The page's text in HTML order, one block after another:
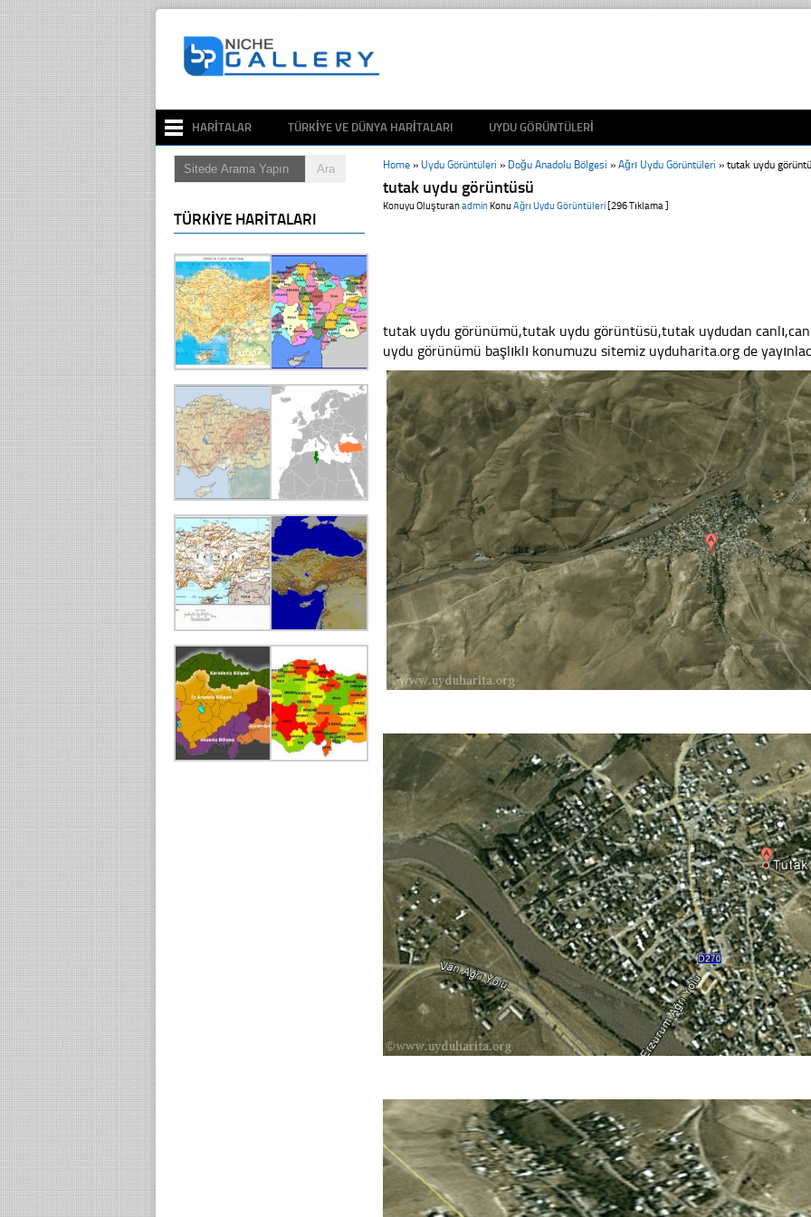
HARITALAR TÜRKIYE VE DÜNYA HARITALARI UYDU GÖRÜNTÜLERI
Home » Uydu Görüntüleri » Doğu Anadolu Bölgesi »Ağrı Uydu Görüntüleri »tutak uydu
tutak uydu görüntüsü
Konuyu Oluşturanadmin KonuAğrı Uydu Görüntüleri [296 Tıklama ]
tutak uydu görünümü,tutak uydu görüntüsü,tutak uydudan
uydu görünümü başlıklı konumuzu sitemiz uyduharita.org de
TÜRKIYE HARITALARI